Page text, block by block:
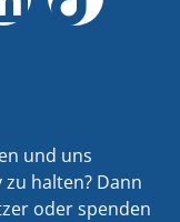
und uns
halten? Dann
oder spenden